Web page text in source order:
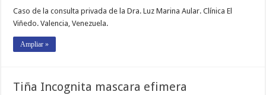
Caso de la consulta privada de la Dra. Luz Marina Aular. Clínica El
Viñedo. Valencia, Venezuela.
Ampliar »
Tiña Incognita mascara efimera